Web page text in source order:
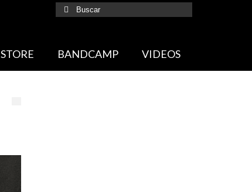
Buscar
por:
STORE BANDCAMP VIDEOS